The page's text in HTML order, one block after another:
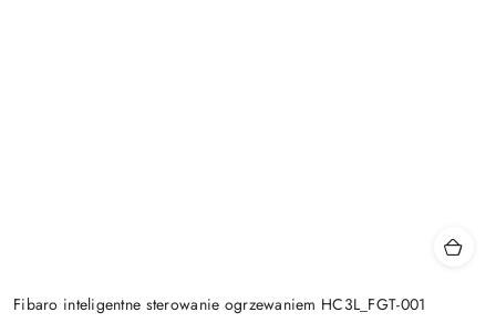
Fibaro inteligentne sterowanie ogrzewaniem HC3L_FGT-001